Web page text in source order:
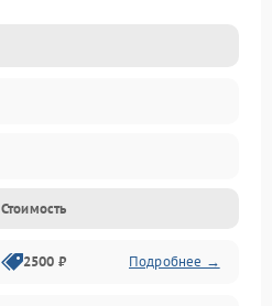
Стоимость
2500 ₽ Подробнее →